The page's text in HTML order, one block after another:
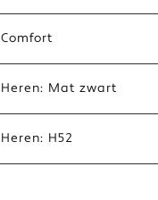
Comfort
Heren: Mat zwart
Heren: H52